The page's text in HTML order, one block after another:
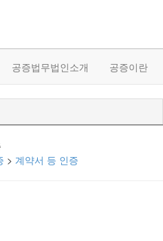
공증법무법인소개 공증이란
> 계약서 등 인증